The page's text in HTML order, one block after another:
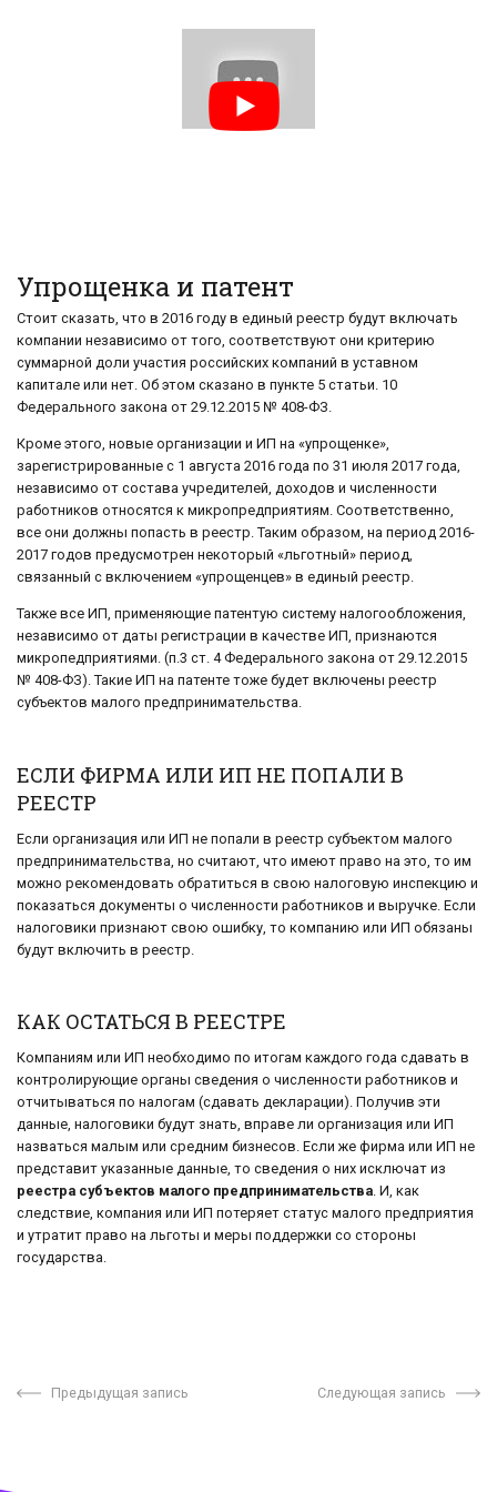
Упрощенка и патент
Стоит сказать, что в 2016 году в единый реестр будут включать
компании независимо от того, соответствуют они критерию
суммарной доли участия российских компаний в уставном
капитале или нет. Об этом сказано в пункте 5 статьи. 10
Федерального закона от 29.12.2015 № 408-ФЗ.
Кроме этого, новые организации и ИП на «упрощенке»,
зарегистрированные с 1 августа 2016 года по 31 июля 2017 года,
независимо от состава учредителей, доходов и численности
работников относятся к микропредприятиям. Соответственно,
все они должны попасть в реестр. Таким образом, на период 2016-
2017 годов предусмотрен некоторый «льготный» период,
связанный с включением «упрощенцев» в единый реестр.
Также все ИП, применяющие патентую систему налогообложения,
независимо от даты регистрации в качестве ИП, признаются
микропедприятиями. (п.3 ст. 4 Федерального закона от 29.12.2015
№ 408-ФЗ). Такие ИП на патенте тоже будет включены реестр
субъектов малого предпринимательства.
ЕСЛИ ФИРМА ИЛИ ИП НЕ ПОПАЛИ В
РЕЕСТР
Если организация или ИП не попали в реестр субъектом малого
предпринимательства, но считают, что имеют право на это, то им
можно рекомендовать обратиться в свою налоговую инспекцию и
показаться документы о численности работников и выручке. Если
налоговики признают свою ошибку, то компанию или ИП обязаны
будут включить в реестр.
КАК ОСТАТЬСЯ В РЕЕСТРЕ
Компаниям или ИП необходимо по итогам каждого года сдавать в
контролирующие органы сведения о численности работников и
отчитываться по налогам (сдавать декларации). Получив эти
данные, налоговики будут знать, вправе ли организация или ИП
назваться малым или средним бизнесов. Если же фирма или ИП не
представит указанные данные, то сведения о них исключат из
реестра субъектов малого предпринимательства. И, как
следствие, компания или ИП потеряет статус малого предприятия
и утратит право на льготы и меры поддержки со стороны
государства.
Предыдущая запись Следующая запись